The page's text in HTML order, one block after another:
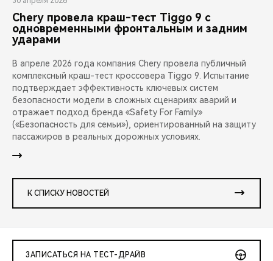
Chery провела краш-тест Tiggo 9 с
одновременными фронтальным и задним
ударами
В апреле 2026 года компания Chery провела публичный
комплексный краш-тест кроссовера Tiggo 9. Испытание
подтверждает эффективность ключевых систем
безопасности модели в сложных сценариях аварий и
отражает подход бренда «Safety For Family»
(«Безопасность для семьи»), ориентированный на защиту
пассажиров в реальных дорожных условиях.
К СПИСКУ НОВОСТЕЙ
ЗАПИСАТЬСЯ НА ТЕСТ-ДРАЙВ